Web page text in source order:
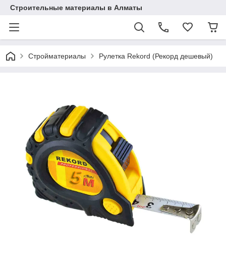
Строительные материалы в Алматы
Стройматериалы Рулетка Rekord (Рекорд дешевый)